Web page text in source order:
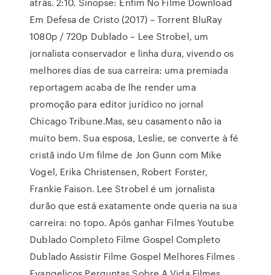
Em Defesa de Cristo (2017) – Torrent BluRay
1080p / 720p Dublado – Lee Strobel, um
jornalista conservador e linha dura, vivendo os
melhores dias de sua carreira: uma premiada
reportagem acaba de lhe render uma
promoção para editor jurídico no jornal
Chicago Tribune.Mas, seu casamento não ia
muito bem. Sua esposa, Leslie, se converte à fé
cristã indo Um filme de Jon Gunn com Mike
Vogel, Erika Christensen, Robert Forster,
Frankie Faison. Lee Strobel é um jornalista
durão que está exatamente onde queria na sua
carreira: no topo. Após ganhar Filmes Youtube
Dublado Completo Filme Gospel Completo
Dublado Assistir Filme Gospel Melhores Filmes